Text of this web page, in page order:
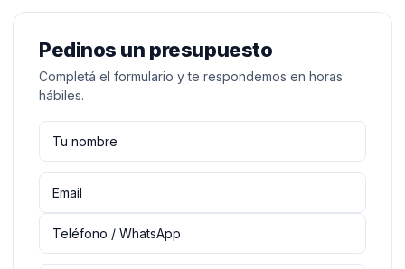
Pedinos un presupuesto
Completá el formulario y te respondemos en horas
hábiles.